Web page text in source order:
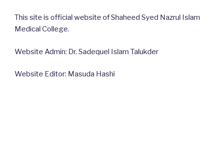
This site is official website of Shaheed Syed Nazrul Islam
Medical College.
Website Admin: Dr. Sadequel Islam Talukder
Website Editor: Masuda Hashi